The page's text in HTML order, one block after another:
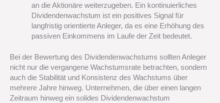
an die Aktionäre weiterzugeben. Ein kontinuierliches
Dividendenwachstum ist ein positives Signal für
langfristig orientierte Anleger, da es eine Erhöhung des
passiven Einkommens im Laufe der Zeit bedeutet.
Bei der Bewertung des Dividendenwachstums sollten Anleger
nicht nur die vergangene Wachstumsrate betrachten, sondern
auch die Stabilität und Konsistenz des Wachstums über
mehrere Jahre hinweg. Unternehmen, die über einen langen
Zeitraum hinweg ein solides Dividendenwachstum